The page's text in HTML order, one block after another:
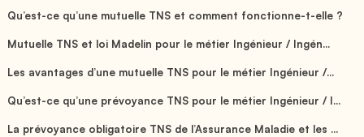
Qu’est-ce qu’une mutuelle TNS et comment fonctionne-t-elle ?
Mutuelle TNS et loi Madelin pour le métier Ingénieur / Ingén...
Les avantages d’une mutuelle TNS pour le métier Ingénieur /...
Qu’est-ce qu’une prévoyance TNS pour le métier Ingénieur / I...
La prévoyance obligatoire TNS de l’Assurance Maladie et les ...